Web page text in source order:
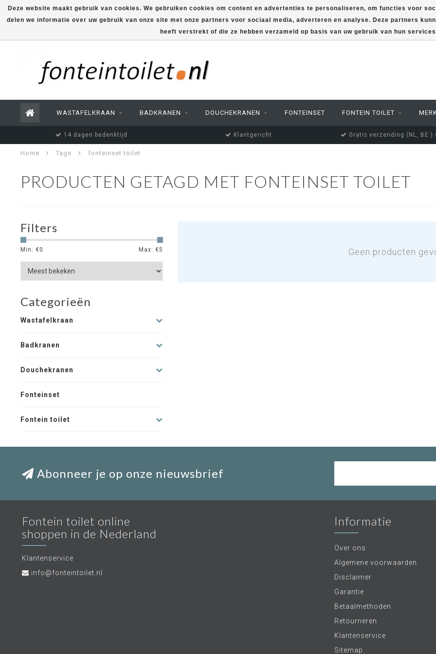
WASTAFELKRAAN BADKRANEN DOUCHEKRANEN FONTEINSET FONTEIN TOILET
14 dagen bedenktijd Klantgericht Gratis verzending (NL, BE )
Home Tags fonteinset toilet
PRODUCTEN GETAGD MET FONTEINSET TOILET
Filters
Min: €0 Max: €5
Categorieën
Wastafelkraan
Badkranen
Douchekranen
Fonteinset
Fontein toilet
Geen producten
Deze website maakt gebruik van cookies. We gebruiken cookies om content en advertenties te personaliseren, om functies voor
delen we informatie over uw gebruik van onze site met onze partners voor sociaal media, adverteren en analyse. Deze partners
heeft verstrekt of die ze hebben verzameld op basis van uw gebruik van hun
Abonneer je op onze nieuwsbrief
Fontein toilet online
shoppen in de Nederland
Klantenservice
info@fonteintoilet.nl
Informatie
Over ons
Algemene voorwaarden
Disclaimer
Garantie
Betaalmethoden
Retourneren
Klantenservice
Sitemap